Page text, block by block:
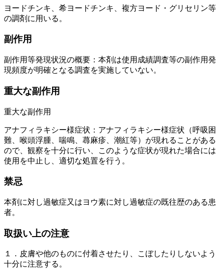
ヨードチンキ、希ヨードチンキ、複方ヨード・グリセリン等
の調剤に用いる。
副作用
副作用等発現状況の概要：本剤は使用成績調査等の副作用発
現頻度が明確となる調査を実施していない。
重大な副作用
重大な副作用
アナフィラキシー様症状：アナフィラキシー様症状（呼吸困
難、喉頭浮腫、喘鳴、蕁麻疹、潮紅等）が現れることがある
ので、観察を十分に行い、このような症状が現れた場合には
使用を中止し、適切な処置を行う。
禁忌
本剤に対し過敏症又はヨウ素に対し過敏症の既往歴のある患
者。
取扱い上の注意
１．皮膚や他のものに付着させたり、こぼしたりしないよう
十分に注意する。